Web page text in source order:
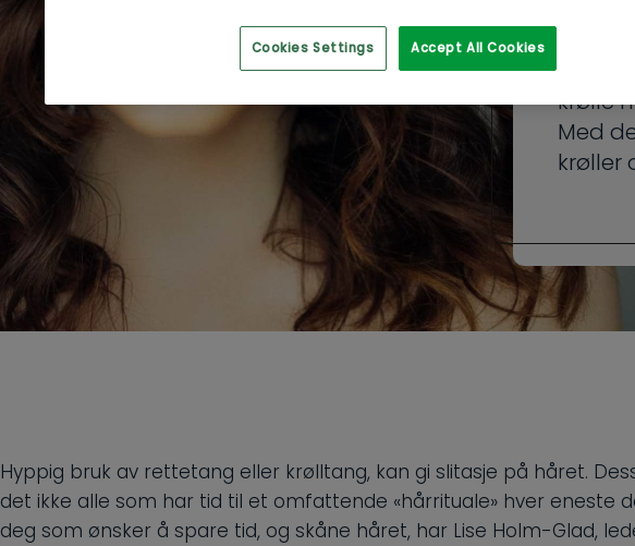
krølle
Med
krøller
Hyppig bruk av rettetang eller krølltang, kan gi slitasje på håret.
det ikke alle som har tid til et omfattende «hårrituale» hver eneste
deg som ønsker å spare tid, og skåne håret, har Lise Holm-Glad,
Cookies Settings Accept All Cookies